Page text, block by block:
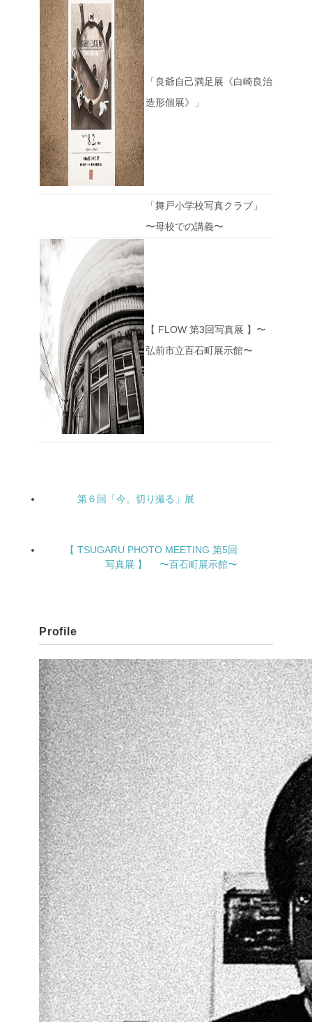
「良爺自己満足展《白崎良治
造形個展》」
「舞戸小学校写真クラブ」
〜母校での講義〜
【 FLOW 第3回写真展 】〜
弘前市立百石町展示館〜
第６回「今。切り撮る」展
【 TSUGARU PHOTO MEETING 第5回
写真展 】 〜百石町展示館〜
Profile